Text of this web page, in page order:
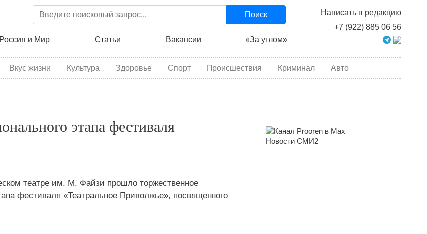
Перейти
к
содержанию
Написать в редакцию
+7 (922) 885 06 56
Поиск
Россия и Мир Статьи Вакансии «За углом»
Вкус жизни Культура Здоровье Спорт Происшествия Криминал Авто
этапа фестиваля
театре им. М. Файзи прошло торжественное
фестиваля «Театральное Приволжье», посвященного
Новости СМИ2